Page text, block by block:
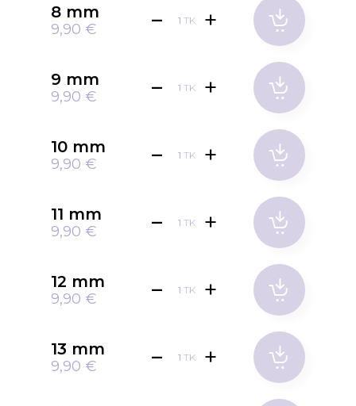
8 mm
9,90 €
TK
9 mm
9,90 €
TK
10 mm
9,90 €
TK
11 mm
9,90 €
TK
12 mm
9,90 €
TK
13 mm
9,90 €
TK